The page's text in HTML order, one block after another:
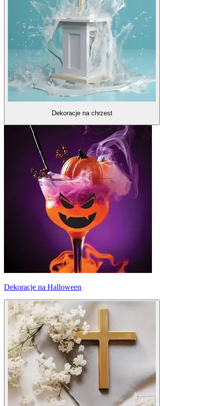
Dekoracje na chrzest
Dekoracje na Halloween